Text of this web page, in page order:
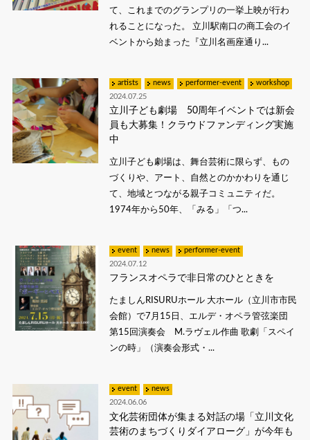
て、これまでのグランプリの一挙上映が行わ
れることになった。 立川駅南口の商工会のイ
ベントから始まった『立川名画座通り...
artists news performer-event
workshop
2024.07.25
立川子ども劇場 50周年イベントでは新会
員も大募集！クラウドファンディング実施
中
立川子ども劇場は、舞台芸術に限らず、もの
づくりや、アート、自然とのかかわりを通じ
て、地域とつながる親子コミュニティだ。
1974年から50年、「みる」「つ...
event news
performer-event
2024.07.12
フランスオペラで非日常のひとときを
たましんRISURUホール 大ホール（立川市市民
会館）で7月15日、エルデ・オペラ管弦楽団
第15回演奏会 M.ラヴェル作曲 歌劇「スペイ
ンの時」（演奏会形式・...
event
news
2024.06.06
文化芸術団体が集まる対話の場「立川文化
芸術のまちづくりダイアローグ」が今年も